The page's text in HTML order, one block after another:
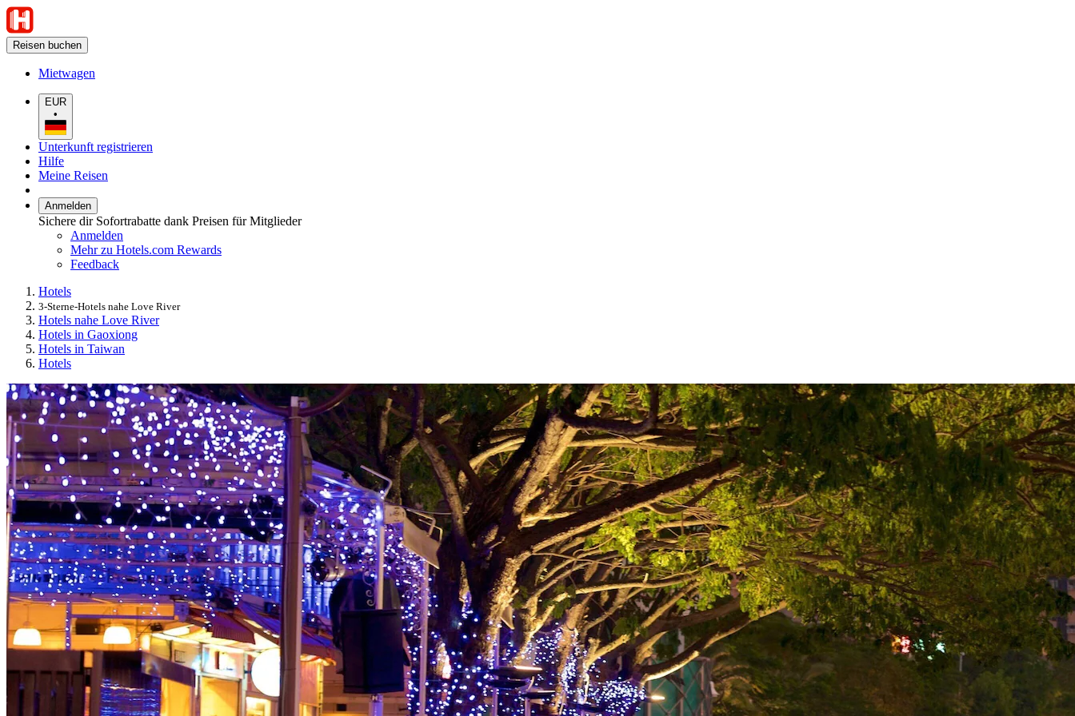
Reisen buchen
Mietwagen
EUR
•
Unterkunft registrieren
Hilfe
Meine Reisen
Anmelden
Sichere dir Sofortrabatte dank Preisen für Mitglieder
Anmelden
Mehr zu Hotels.com Rewards
Feedback
Hotels
3-Sterne-Hotels nahe Love River
Hotels nahe Love River
Hotels in Gaoxiong
Hotels in Taiwan
Hotels